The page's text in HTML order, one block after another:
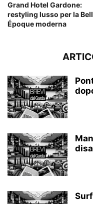
Grand Hotel Gardone:
restyling lusso per la
Époque moderna